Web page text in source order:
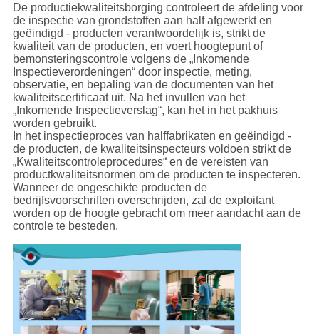
De productiekwaliteitsborging controleert de afdeling voor
de inspectie van grondstoffen aan half afgewerkt en
geëindigd - producten verantwoordelijk is, strikt de
kwaliteit van de producten, en voert hoogtepunt of
bemonsteringscontrole volgens de „Inkomende
Inspectieverordeningen“ door inspectie, meting,
observatie, en bepaling van de documenten van het
kwaliteitscertificaat uit. Na het invullen van het
„Inkomende Inspectieverslag“, kan het in het pakhuis
worden gebruikt.
In het inspectieproces van halffabrikaten en geëindigd -
de producten, de kwaliteitsinspecteurs voldoen strikt de
„Kwaliteitscontroleprocedures“ en de vereisten van
productkwaliteitsnormen om de producten te inspecteren.
Wanneer de ongeschikte producten de
bedrijfsvoorschriften overschrijden, zal de exploitant
worden op de hoogte gebracht om meer aandacht aan de
controle te besteden.